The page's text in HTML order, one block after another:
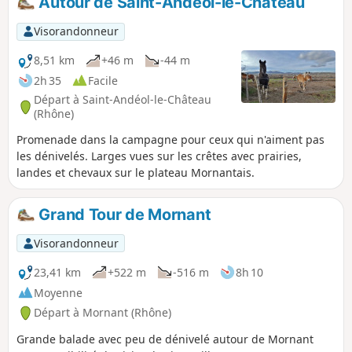
Visorandonneur
8,51 km
+46 m
-44 m
2h 35
Facile
Départ à Saint-Andéol-le-Château
(Rhône)
Promenade dans la campagne pour ceux qui n'aiment pas
les dénivelés. Larges vues sur les crêtes avec prairies,
landes et chevaux sur le plateau Mornantais.
Grand Tour de Mornant
Visorandonneur
23,41 km
+522 m -516 m
8h 10
Moyenne
Départ à Mornant (Rhône)
Grande balade avec peu de dénivelé autour de Mornant